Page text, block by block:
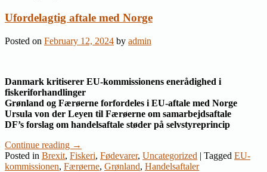
Ufordelagtig aftale med Norge
Posted on February 12, 2024 by admin
Danmark kritiserer EU-kommissionens enerådighed i
fiskeriforhandlinger
Grønland og Færøerne forfordeles i EU-aftale med Norge
Ursula von der Leyen til Færøerne om samarbejdsaftale
DF’s forslag om handelsaftale støder på selvstyreprincip
Continue reading →
Posted in Brexit, Fiskeri, Fødevarer, Uncategorized | Tagged EU-
kommissionen, Færøerne, Grønland, Handelsaftaler